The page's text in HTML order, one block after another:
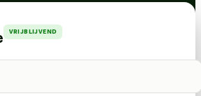
VRIJBLIJVEND